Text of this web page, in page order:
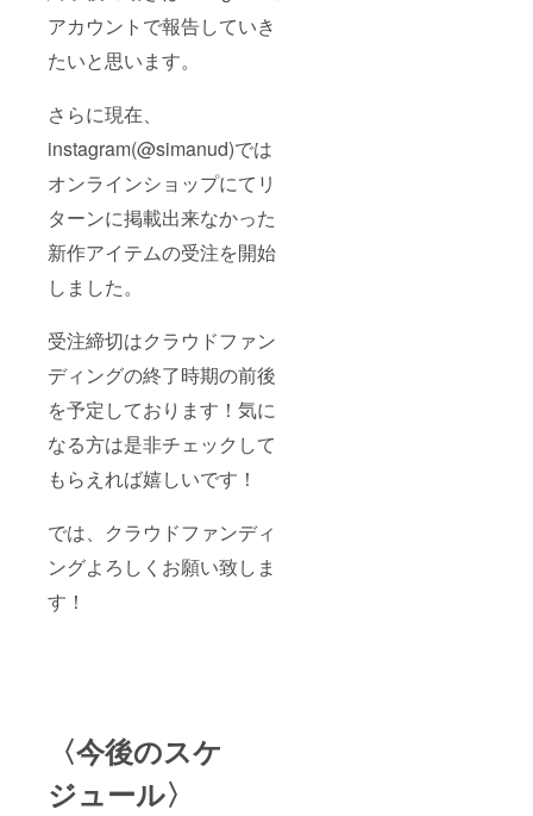
アカウントで報告していき
たいと思います。
さらに現在、
instagram(@simanud)では
オンラインショップにてリ
ターンに掲載出来なかった
新作アイテムの受注を開始
しました。
受注締切はクラウドファン
ディングの終了時期の前後
を予定しております！気に
なる方は是非チェックして
もらえれば嬉しいです！
では、クラウドファンディ
ングよろしくお願い致しま
す！
〈今後のスケ
ジュール〉